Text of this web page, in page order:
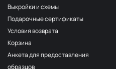
Выкройки и схемы
Подарочные сертификаты
Условия возврата
Корзина
Анкета для предоставления
образцов